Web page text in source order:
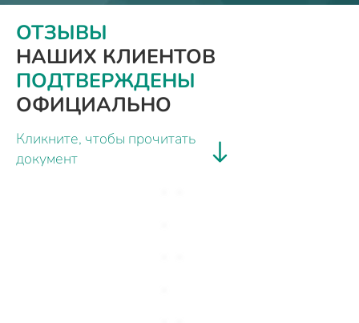
ОТЗЫВЫ
НАШИХ КЛИЕНТОВ
ПОДТВЕРЖДЕНЫ
ОФИЦИАЛЬНО
Кликните, чтобы прочитать
документ